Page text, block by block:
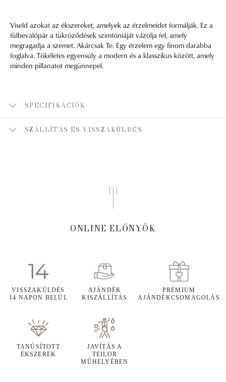
Viseld azokat az ékszereket, amelyek az érzelmeidet formálják. Ez a
fülbevalópár a tükröződések szimfóniáját vázolja fel, amely
megragadja a szemet. Akárcsak Te. Egy érzelem egy finom darabba
foglalva. Tökéletes egyensúly a modern és a klasszikus között, amely
minden pillanatot megünnepel.
SPECIFIKÁCIÓK
SZÁLLÍTÁS ÉS VISSZAKÜLDÉS
ONLINE ELŐNYÖK
VISSZAKÜLDÉS
14 NAPON BELÜL
AJÁNDÉK
KISZÁLLÍTÁS
PRÉMIUM
AJÁNDÉKCSOMAGOLÁS
TANÚSÍTOTT
ÉKSZEREK
JAVÍTÁS A
TEILOR
MŰHELYÉBEN